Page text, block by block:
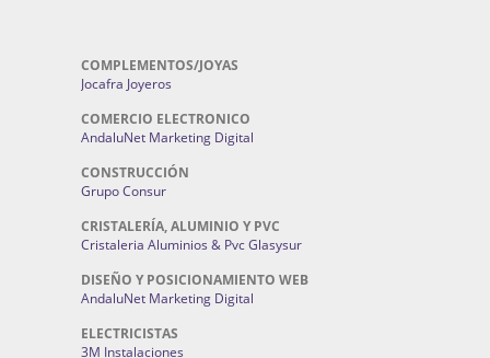
COMPLEMENTOS/JOYAS
Jocafra Joyeros
COMERCIO ELECTRONICO
AndaluNet Marketing Digital
CONSTRUCCIÓN
Grupo Consur
CRISTALERÍA, ALUMINIO Y PVC
Cristaleria Aluminios & Pvc Glasysur
DISEÑO Y POSICIONAMIENTO WEB
AndaluNet Marketing Digital
ELECTRICISTAS
3M Instalaciones